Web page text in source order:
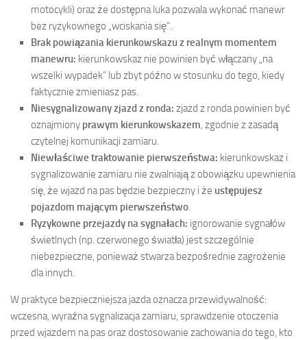
motocykli) oraz że dostępna luka pozwala wykonać manewr
bez ryzykownego „wciskania się”.
Brak powiązania kierunkowskazu z realnym momentem
manewru: kierunkowskaz nie powinien być włączany „na
wszelki wypadek” lub zbyt późno w stosunku do tego, kiedy
faktycznie zmieniasz pas.
Niesygnalizowany zjazd z ronda: zjazd z ronda powinien być
oznajmiony prawym kierunkowskazem , zgodnie z zasadą
czytelnej komunikacji zamiaru.
Niewłaściwe traktowanie pierwszeństwa: kierunkowskaz i
sygnalizowanie zamiaru nie zwalniają z obowiązku upewnienia
się, że wjazd na pas będzie bezpieczny i że ustępujesz
pojazdom mającym pierwszeństwo
Ryzykowne przejazdy na sygnałach: ignorowanie sygnałów
świetlnych (np. czerwonego światła) jest szczególnie
niebezpieczne, ponieważ stwarza bezpośrednie zagrożenie
dla innych.
W praktyce bezpieczniejsza jazda oznacza przewidywalność:
wczesna, wyraźna sygnalizacja zamiaru, sprawdzenie otoczenia
przed wjazdem na pas oraz dostosowanie zachowania do tego, kto